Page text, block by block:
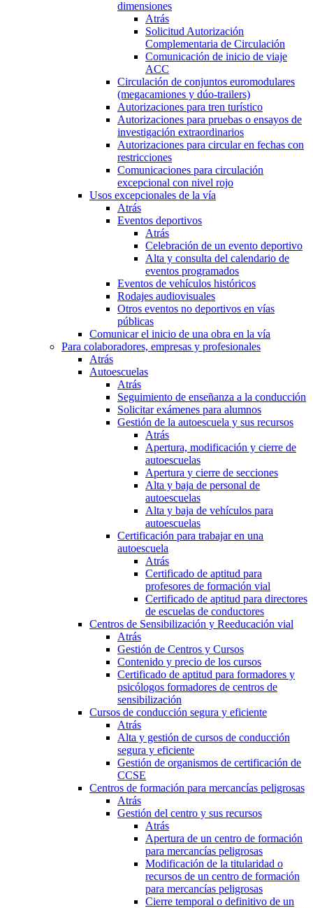
dimensiones
Atrás
Solicitud Autorización
Complementaria de Circulación
Comunicación de inicio de viaje
ACC
Circulación de conjuntos euromodulares
(megacamiones y dúo-trailers)
Autorizaciones para tren turístico
Autorizaciones para pruebas o ensayos de
investigación extraordinarios
Autorizaciones para circular en fechas con
restricciones
Comunicaciones para circulación
excepcional con nivel rojo
Usos excepcionales de la vía
Atrás
Eventos deportivos
Atrás
Celebración de un evento deportivo
Alta y consulta del calendario de
eventos programados
Eventos de vehículos históricos
Rodajes audiovisuales
Otros eventos no deportivos en vías
públicas
Comunicar el inicio de una obra en la vía
Para colaboradores, empresas y profesionales
Atrás
Autoescuelas
Atrás
Seguimiento de enseñanza a la conducción
Solicitar exámenes para alumnos
Gestión de la autoescuela y sus recursos
Atrás
Apertura, modificación y cierre de
autoescuelas
Apertura y cierre de secciones
Alta y baja de personal de
autoescuelas
Alta y baja de vehículos para
autoescuelas
Certificación para trabajar en una
autoescuela
Atrás
Certificado de aptitud para
profesores de formación vial
Certificado de aptitud para directores
de escuelas de conductores
Centros de Sensibilización y Reeducación vial
Atrás
Gestión de Centros y Cursos
Contenido y precio de los cursos
Certificado de aptitud para formadores y
psicólogos formadores de centros de
sensibilización
Cursos de conducción segura y eficiente
Atrás
Alta y gestión de cursos de conducción
segura y eficiente
Gestión de organismos de certificación de
CCSE
Centros de formación para mercancías peligrosas
Atrás
Gestión del centro y sus recursos
Atrás
Apertura de un centro de formación
para mercancías peligrosas
Modificación de la titularidad o
recursos de un centro de formación
para mercancías peligrosas
Cierre temporal o definitivo de un